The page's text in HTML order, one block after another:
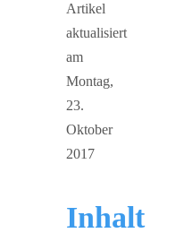
Artikel
aktualisiert
am
Montag,
23.
Oktober
2017
Inhalt